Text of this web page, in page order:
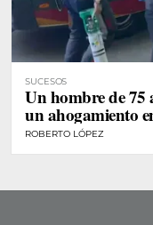
SUCESOS
Un hombre de 75
un ahogamiento
ROBERTO LÓPEZ